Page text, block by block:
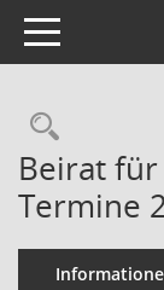
Toggle navigation
Beirat
Termine